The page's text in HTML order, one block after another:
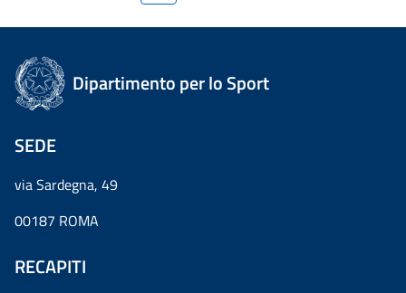
Dipartimento per lo Sport
SEDE
via Sardegna, 49
00187 ROMA
RECAPITI